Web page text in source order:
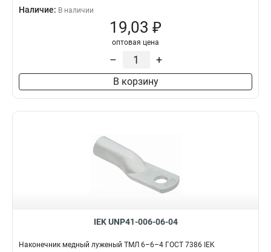
Наличие: В наличии
19,03 ₽
оптовая цена
– +
В корзину
IEK UNP41-006-06-04
Наконечник медный луженый ТМЛ 6–6–4 ГОСТ 7386 IEK